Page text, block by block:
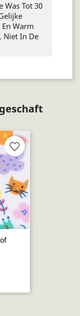
Was Tot 30
Warm
Niet In De
favorite_border